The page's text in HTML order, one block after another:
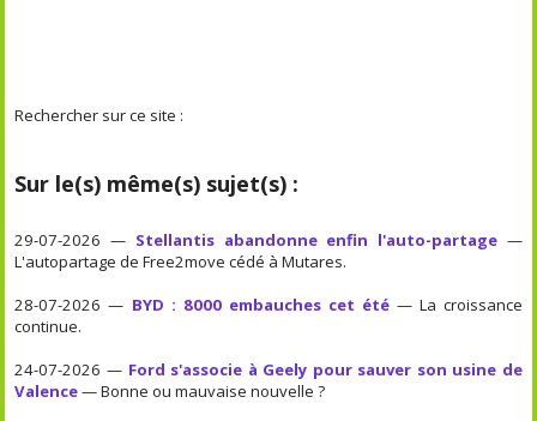
Rechercher sur ce site :
Sur le(s) même(s) sujet(s) :
29-07-2026 — Stellantis abandonne enfin l'auto-partage—
L'autopartage de Free2move cédé à Mutares.
28-07-2026 — BYD : 8000 embauches cet été— La croissance
continue.
24-07-2026 — Ford s'associe à Geely pour sauver son usine de
Valence— Bonne ou mauvaise nouvelle ?